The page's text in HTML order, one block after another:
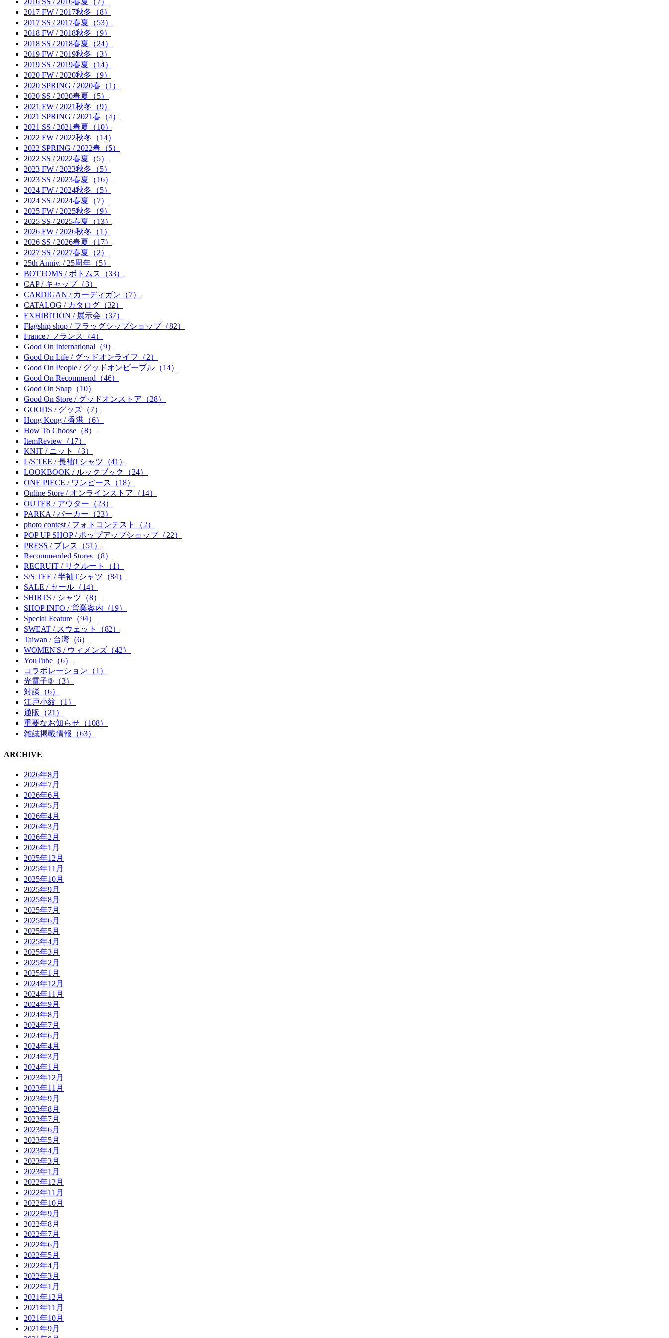
2016 SS / 2016春夏（7）
2017 FW / 2017秋冬（8）
2017 SS / 2017春夏（53）
2018 FW / 2018秋冬（9）
2018 SS / 2018春夏（24）
2019 FW / 2019秋冬（3）
2019 SS / 2019春夏（14）
2020 FW / 2020秋冬（9）
2020 SPRING / 2020春（1）
2020 SS / 2020春夏（5）
2021 FW / 2021秋冬（9）
2021 SPRING / 2021春（4）
2021 SS / 2021春夏（10）
2022 FW / 2022秋冬（14）
2022 SPRING / 2022春（5）
2022 SS / 2022春夏（5）
2023 FW / 2023秋冬（5）
2023 SS / 2023春夏（16）
2024 FW / 2024秋冬（5）
2024 SS / 2024春夏（7）
2025 FW / 2025秋冬（9）
2025 SS / 2025春夏（13）
2026 FW / 2026秋冬（1）
2026 SS / 2026春夏（17）
2027 SS / 2027春夏（2）
25th Anniv. / 25周年（5）
BOTTOMS / ボトムス（33）
CAP / キャップ（3）
CARDIGAN / カーディガン（7）
CATALOG / カタログ（32）
EXHIBITION / 展示会（37）
Flagship shop / フラッグシップショップ（82）
France / フランス（4）
Good On International（9）
Good On Life / グッドオンライフ（2）
Good On People / グッドオンピープル（14）
Good On Recommend（46）
Good On Snap（10）
Good On Store / グッドオンストア（28）
GOODS / グッズ（7）
Hong Kong / 香港（6）
How To Choose（8）
ItemReview（17）
KNIT / ニット（3）
L/S TEE / 長袖Tシャツ（41）
LOOKBOOK / ルックブック（24）
ONE PIECE / ワンピース（18）
Online Store / オンラインストア（14）
OUTER / アウター（23）
PARKA / パーカー（23）
photo contest / フォトコンテスト（2）
POP UP SHOP / ポップアップショップ（22）
PRESS / プレス（51）
Recommended Stores（8）
RECRUIT / リクルート（1）
S/S TEE / 半袖Tシャツ（84）
SALE / セール（14）
SHIRTS / シャツ（8）
SHOP INFO / 営業案内（19）
Special Feature（94）
SWEAT / スウェット（82）
Taiwan / 台湾（6）
WOMEN'S / ウィメンズ（42）
YouTube（6）
コラボレーション（1）
光電子®（3）
対談（6）
江戸小紋（1）
通販（21）
重要なお知らせ（108）
雑誌掲載情報（63）
ARCHIVE
2026年8月
2026年7月
2026年6月
2026年5月
2026年4月
2026年3月
2026年2月
2026年1月
2025年12月
2025年11月
2025年10月
2025年9月
2025年8月
2025年7月
2025年6月
2025年5月
2025年4月
2025年3月
2025年2月
2025年1月
2024年12月
2024年11月
2024年9月
2024年8月
2024年7月
2024年6月
2024年4月
2024年3月
2024年1月
2023年12月
2023年11月
2023年9月
2023年8月
2023年7月
2023年6月
2023年5月
2023年4月
2023年3月
2023年1月
2022年12月
2022年11月
2022年10月
2022年9月
2022年8月
2022年7月
2022年6月
2022年5月
2022年4月
2022年3月
2022年1月
2021年12月
2021年11月
2021年10月
2021年9月